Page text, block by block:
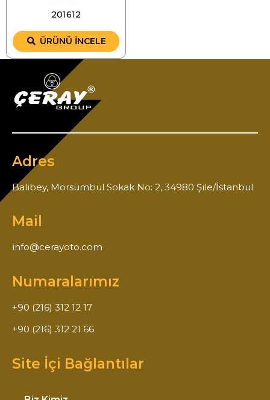
201612
ÜRÜNÜ İNCELE
Adres
Balibey, Morsümbül Sokak No: 2, 34980 Şile/İstanbul
Mail
info@cerayoto.com
Numaralarımız
+90 (216) 312 12 17
+90 (216) 312 21 66
Site İçi Bağlantılar